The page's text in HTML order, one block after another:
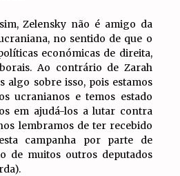
Zelensky não é amigo da
no sentido de que o
económicas de direita,
Ao contrário de Zarah
algo sobre isso, pois estamos
ucranianos e temos estado
em ajudá-los a lutar contra
lembramos de ter recebido
campanha por parte de
de muitos outros deputados